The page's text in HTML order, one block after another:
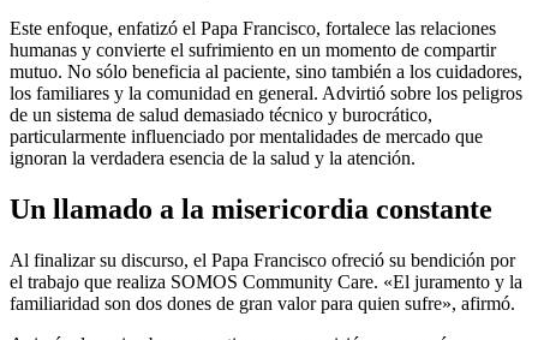
Este enfoque, enfatizó el Papa Francisco, fortalece las relaciones
humanas y convierte el sufrimiento en un momento de compartir
mutuo. No sólo beneficia al paciente, sino también a los cuidadores,
los familiares y la comunidad en general. Advirtió sobre los peligros
de un sistema de salud demasiado técnico y burocrático,
particularmente influenciado por mentalidades de mercado que
ignoran la verdadera esencia de la salud y la atención.
Un llamado a la misericordia constante
Al finalizar su discurso, el Papa Francisco ofreció su bendición por
el trabajo que realiza SOMOS Community Care. «El juramento y la
familiaridad son dos dones de gran valor para quien sufre», afirmó.